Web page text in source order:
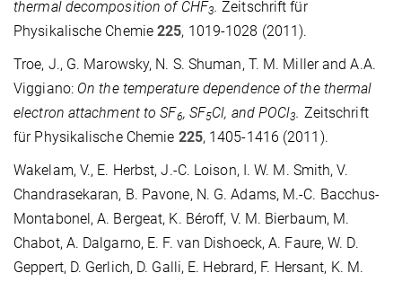
thermal decomposition of CHF3. Zeitschrift für
Physikalische Chemie225, 1019-1028 (2011).
Troe, J., G. Marowsky, N. S. Shuman, T. M. Miller and A.A.
Viggiano: On the temperature dependence of the thermal
electron attachment to SF6, SF5Cl, and POCl3. Zeitschrift
für Physikalische Chemie 225, 1405-1416 (2011).
Wakelam, V., E. Herbst, J.-C. Loison, I. W. M. Smith, V.
Chandrasekaran, B. Pavone, N. G. Adams, M.-C. Bacchus-
Montabonel, A. Bergeat, K. Béroff, V. M. Bierbaum, M.
Chabot, A. Dalgarno, E. F. van Dishoeck, A. Faure, W. D.
Geppert, D. Gerlich, D. Galli, E. Hebrard, F. Hersant, K. M.